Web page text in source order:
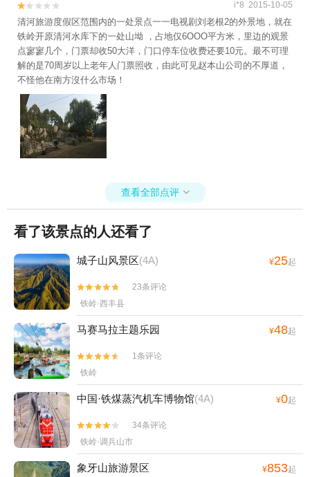

 i*8 2015-10-05
清河旅游度假区范围内的一处景点一一电视剧刘老根2的外景地，就在
铁岭开原清河水库下的一处山坳 ，占地仅6OOO平方米，里边的观景
点寥寥几个，门票却收50大洋，门口停车位收费还要10元。最不可理
解的是70周岁以上老年人门票照收，由此可见赵本山公司的不厚道，
不怪他在南方沒什么市场！
查看全部点评 
看了该景点的人还看了
城子山风景区(4A) ¥25起


23条评论
铁岭·西丰县
马赛马拉主题乐园 ¥48起


1条评论
铁岭
中国·铁煤蒸汽机车博物馆(4A) ¥0起


34条评论
铁岭·调兵山市
象牙山旅游景区 ¥853起